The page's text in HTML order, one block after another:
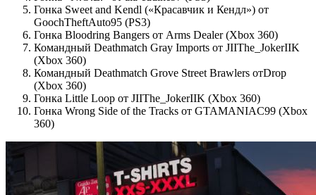
Гонка Sweet and Kendl («Красавчик и Кендл») от
GoochTheftAuto95 (PS3)
Гонка Bloodring Bangers от Arms Dealer (Xbox 360)
Командный Deathmatch Gray Imports от JIIThe_JokerIIK
(Xbox 360)
Командный Deathmatch Grove Street Brawlers отDrop
(Xbox 360)
Гонка Little Loop от JIIThe_JokerIIK (Xbox 360)
Гонка Wrong Side of the Tracks от GTAMANIAC99 (Xbox
360)